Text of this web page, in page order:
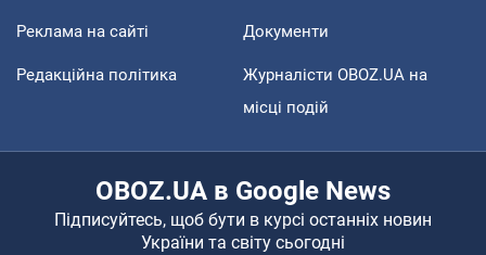
Реклама на сайті Документи
Редакційна політика
Журналісти OBOZ.UA на
місці подій
OBOZ.UA в Google News
Підписуйтесь, щоб бути в курсі останніх новин
України та світу сьогодні